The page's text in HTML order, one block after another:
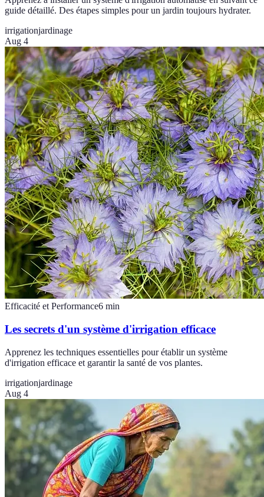
guide détaillé. Des étapes simples pour un jardin toujours hydrater.
irrigationjardinage
Aug 4
Efficacité et Performance6 min
Les secrets d'un système d'irrigation efficace
Apprenez les techniques essentielles pour établir un système
d'irrigation efficace et garantir la santé de vos plantes.
irrigationjardinage
Aug 4